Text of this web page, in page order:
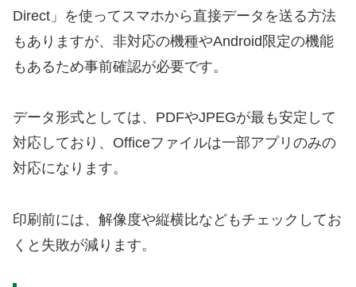
Direct」を使ってスマホから直接データを送る方法
もありますが、非対応の機種やAndroid限定の機能
もあるため事前確認が必要です。
データ形式としては、PDFやJPEGが最も安定して
対応しており、Officeファイルは一部アプリのみの
対応になります。
印刷前には、解像度や縦横比などもチェックしてお
くと失敗が減ります。